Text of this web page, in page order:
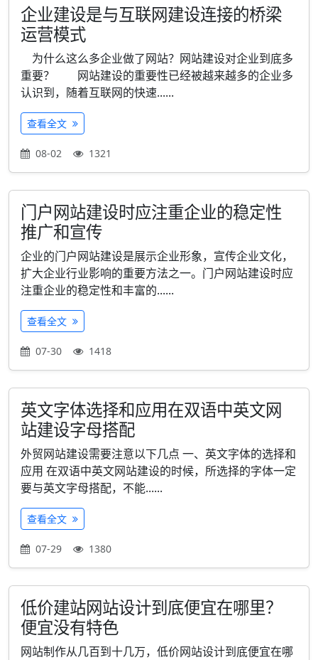
企业建设是与互联网建设连接的桥梁
运营模式
为什么这么多企业做了网站？网站建设对企业到底多
重要？ 网站建设的重要性已经被越来越多的企业多
认识到，随着互联网的快速......
查看全文
08-02 1321
门户网站建设时应注重企业的稳定性
推广和宣传
企业的门户网站建设是展示企业形象，宣传企业文化，
扩大企业行业影响的重要方法之一。门户网站建设时应
注重企业的稳定性和丰富的......
查看全文
07-30 1418
英文字体选择和应用在双语中英文网
站建设字母搭配
外贸网站建设需要注意以下几点 一、英文字体的选择和
应用 在双语中英文网站建设的时候，所选择的字体一定
要与英文字母搭配，不能......
查看全文
07-29 1380
低价建站网站设计到底便宜在哪里？
便宜没有特色
网站制作从几百到十几万，低价网站设计到底便宜在哪